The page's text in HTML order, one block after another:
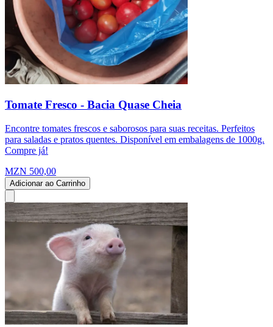
Tomate Fresco - Bacia Quase Cheia
Encontre tomates frescos e saborosos para suas receitas. Perfeitos
para saladas e pratos quentes. Disponível em embalagens de 1000g.
Compre já!
MZN 500,00
Adicionar ao Carrinho